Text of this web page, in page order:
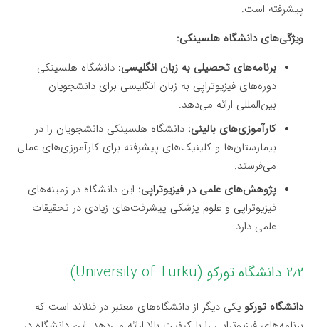
پیشرفته است.
ویژگی‌های دانشگاه هلسینکی:
برنامه‌های تحصیلی به زبان انگلیسی: دانشگاه هلسینکی
دوره‌های فیزیوتراپی به زبان انگلیسی برای دانشجویان
بین‌المللی ارائه می‌دهد.
کارآموزی‌های بالینی: دانشگاه هلسینکی دانشجویان را در
بیمارستان‌ها و کلینیک‌های پیشرفته برای کارآموزی‌های عملی
می‌فرستد.
پژوهش‌های علمی در فیزیوتراپی: این دانشگاه در زمینه‌های
فیزیوتراپی و علوم پزشکی پیشرفت‌های زیادی در تحقیقات
علمی دارد.
۲٫۲ دانشگاه تورکو (University of Turku)
دانشگاه تورکو یکی دیگر از دانشگاه‌های معتبر در فنلاند است که